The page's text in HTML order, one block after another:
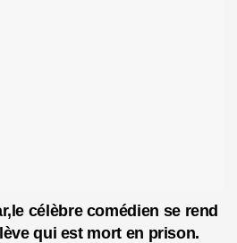
célèbre comédien se rend
qui est mort en prison.